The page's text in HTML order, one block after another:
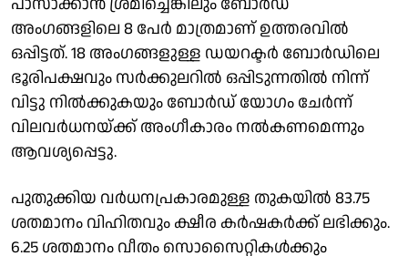
അംഗങ്ങളിലെ 8 പേർ മാത്രമാണ് ഉത്തരവിൽ
ഒപ്പിട്ടത്. 18 അംഗങ്ങളുള്ള ഡയറക്ടർ ബോർഡിലെ
ഭൂരിപക്ഷവും സർക്കുലറിൽ ഒപ്പിടുന്നതിൽ നിന്ന്
വിട്ടു നിൽക്കുകയും ബോർഡ് യോഗം ചേർന്ന്
വിലവർധനയ്ക്ക് അംഗീകാരം നൽകണമെന്നും
ആവശ്യപ്പെട്ടു.
പുതുക്കിയ വർധനപ്രകാരമുള്ള തുകയിൽ 83.75
ശതമാനം വിഹിതവും ക്ഷീര കർഷകർക്ക് ലഭിക്കും.
6.25 ശതമാനം വീതം സൊസൈറ്റികൾക്കും